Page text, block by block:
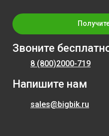
Звоните
8 (800)2000-719
Напишите нам
sales@bigbik.ru